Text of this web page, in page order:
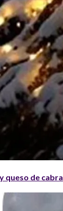
queso de cabra